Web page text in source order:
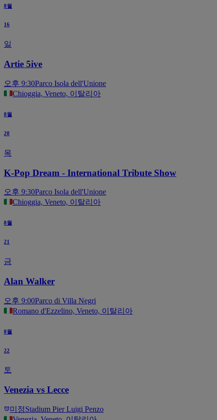
8월
16
일
Artie 5ive
오후 9:30Parco Isola dell'Unione
Chioggia, Veneto, 이탈리아
8월
20
목
K-Pop Dream - International Tribute Show
오후 9:30Parco Isola dell'Unione
Chioggia, Veneto, 이탈리아
8월
21
금
Alan Walker
오후 9:00Parco di Villa Negri
Romano d'Ezzelino, Veneto, 이탈리아
8월
22
토
Venezia vs Lecce
미정Stadium Pier Luigi Penzo